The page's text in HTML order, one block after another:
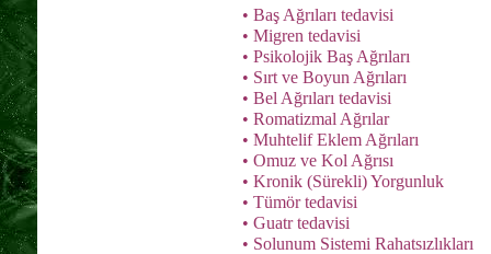
• Baş Ağrıları tedavisi
• Migren tedavisi
• Psikolojik Baş Ağrıları
• Sırt ve Boyun Ağrıları
• Bel Ağrıları tedavisi
• Romatizmal Ağrılar
• Muhtelif Eklem Ağrıları
• Omuz ve Kol Ağrısı
• Kronik (Sürekli) Yorgunluk
• Tümör tedavisi
• Guatr tedavisi
• Solunum Sistemi Rahatsızlıkları